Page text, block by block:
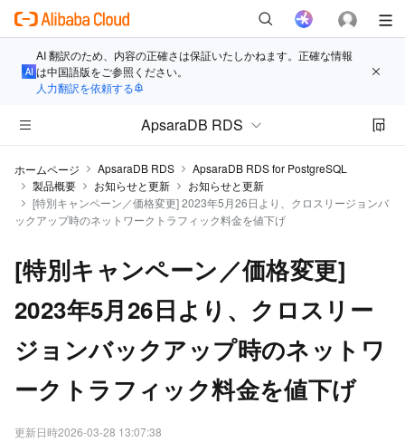
AI 翻訳のため、内容の正確さは保証いたしかねます。正確な情報
は中国語版をご参照ください。
人力翻訳を依頼する
ApsaraDB RDS
ホームページ ApsaraDB RDS
ApsaraDB RDS for PostgreSQL
製品概要
お知らせと更新
お知らせと更新
[特別キャンペーン／価格変更] 2023年5月26日より、クロスリージョンバ
ックアップ時のネットワークトラフィック料金を値下げ
[特別キャンペーン／価格変更]
2023年5月26日より、クロスリー
ジョンバックアップ時のネットワ
ークトラフィック料金を値下げ
更新日時2026-03-28 13:07:38